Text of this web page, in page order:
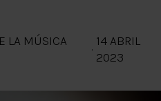
LA MÚSICA
·
14 ABRIL
2023